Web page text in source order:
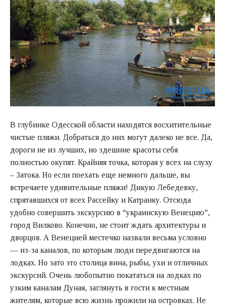
В глубинке Одесской области находятся восхитительные
чистые пляжи. Добраться до них могут далеко не все. Да,
дороги не из лучших, но здешние красоты себя
полностью окупят. Крайняя точка, которая у всех на слуху
– Затока. Но если поехать еще немного дальше, вы
встречаете удивительные пляжи! Дикую Лебедевку,
спрятавшихся от всех Рассейку и Катранку. Отсюда
удобно совершить экскурсию в “украинскую Венецию”,
город Вилково. Конечно, не стоит ждать архитектуры и
дворцов. А Венецией местечко назвали весьма условно
— из-за каналов, по которым люди передвигаются на
лодках. Но зато это столица вина, рыбы, ухи и отличных
экскурсий. Очень любопытно покататься на лодках по
узким каналам Дуная, заглянуть в гости к местным
жителям, которые всю жизнь прожили на островках. Не